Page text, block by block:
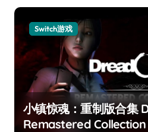
Switch游戏
小镇惊魂：重制版合集
Remastered Collection